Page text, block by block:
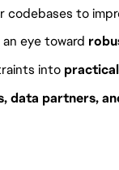
codebases to
eye toward
into
data partners,